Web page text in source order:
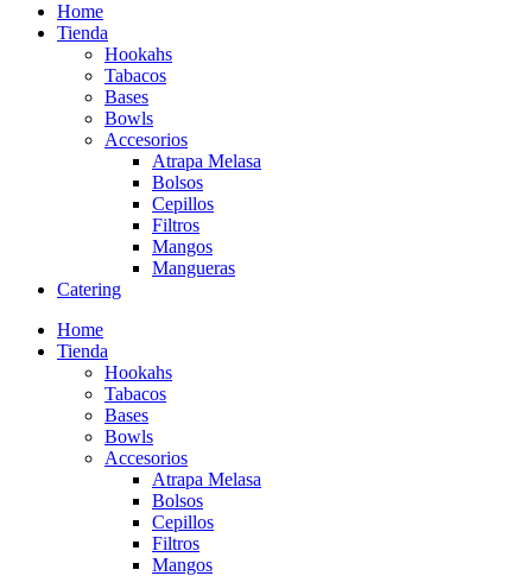
Home
Tienda
Hookahs
Tabacos
Bases
Bowls
Accesorios
Atrapa Melasa
Bolsos
Cepillos
Filtros
Mangos
Mangueras
Catering
Home
Tienda
Hookahs
Tabacos
Bases
Bowls
Accesorios
Atrapa Melasa
Bolsos
Cepillos
Filtros
Mangos